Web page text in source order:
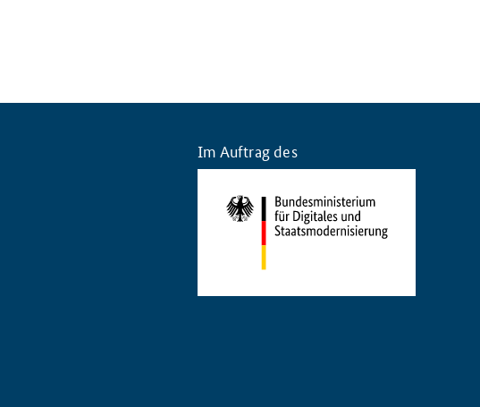
Im Auftrag des